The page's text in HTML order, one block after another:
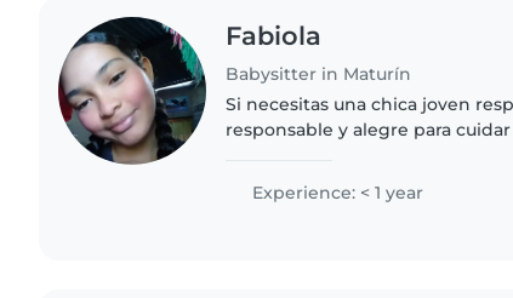
Fabiola
Babysitter in Maturín
Si necesitas una chica joven
responsable y alegre para
Experience: < 1 year